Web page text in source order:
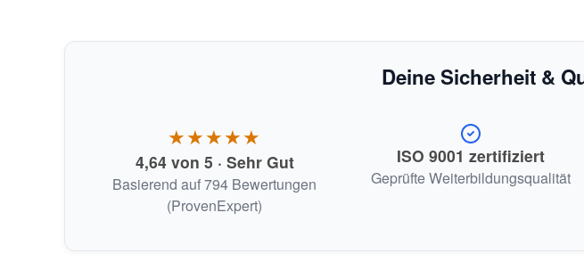
Deine Sicherheit &
★★★★★
4,64 von 5 · Sehr Gut
Basierend auf 794 Bewertungen
(ProvenExpert)
ISO 9001 zertifiziert
Geprüfte Weiterbildungsqualität